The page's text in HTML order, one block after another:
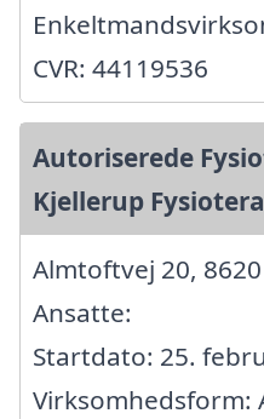
CVR: 44119536
Autoriserede
Kjellerup
Almtoftvej 20,
Ansatte:
Startdato: 25.
Virksomhedsform: